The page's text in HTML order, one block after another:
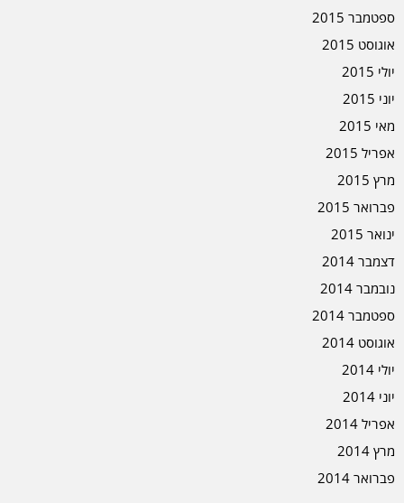
ספטמבר 2015
אוגוסט 2015
יולי 2015
יוני 2015
מאי 2015
אפריל 2015
מרץ 2015
פברואר 2015
ינואר 2015
דצמבר 2014
נובמבר 2014
ספטמבר 2014
אוגוסט 2014
יולי 2014
יוני 2014
אפריל 2014
מרץ 2014
פברואר 2014